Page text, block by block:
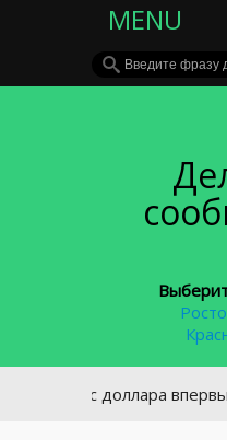
MENU
Курс доллара впервые за